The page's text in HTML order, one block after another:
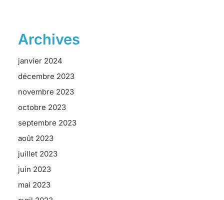
Archives
janvier 2024
décembre 2023
novembre 2023
octobre 2023
septembre 2023
août 2023
juillet 2023
juin 2023
mai 2023